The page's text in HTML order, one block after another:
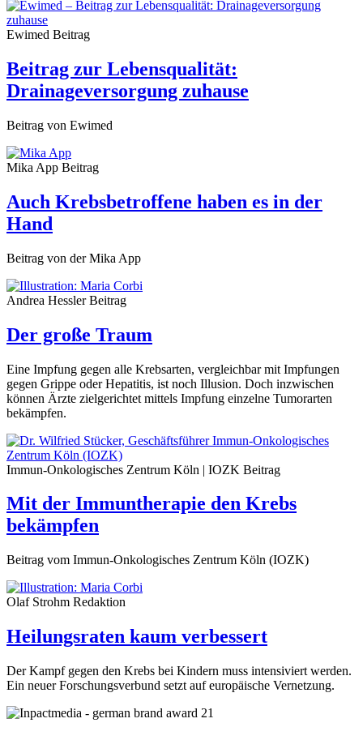
Ewimed Beitrag
Beitrag zur Lebensqualität:
Drainageversorgung zuhause
Beitrag von Ewimed
Mika App Beitrag
Auch Krebsbetroffene haben es in der
Hand
Beitrag von der Mika App
Andrea HesslerBeitrag
Der große Traum
Eine Impfung gegen alle Krebsarten, vergleichbar mit Impfungen
gegen Grippe oder Hepatitis, ist noch Illusion. Doch inzwischen
können Ärzte zielgerichtet mittels Impfung einzelne Tumorarten
bekämpfen.
Immun-Onkologisches Zentrum Köln | IOZK Beitrag
Mit der Immuntherapie den Krebs
bekämpfen
Beitrag vom Immun-Onkologisches Zentrum Köln (IOZK)
Olaf Strohm Redaktion
Heilungsraten kaum verbessert
Der Kampf gegen den Krebs bei Kindern muss intensiviert werden.
Ein neuer Forschungsverbund setzt auf europäische Vernetzung.